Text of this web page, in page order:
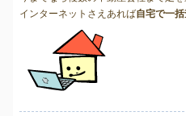
インターネットさえあれば自宅で一